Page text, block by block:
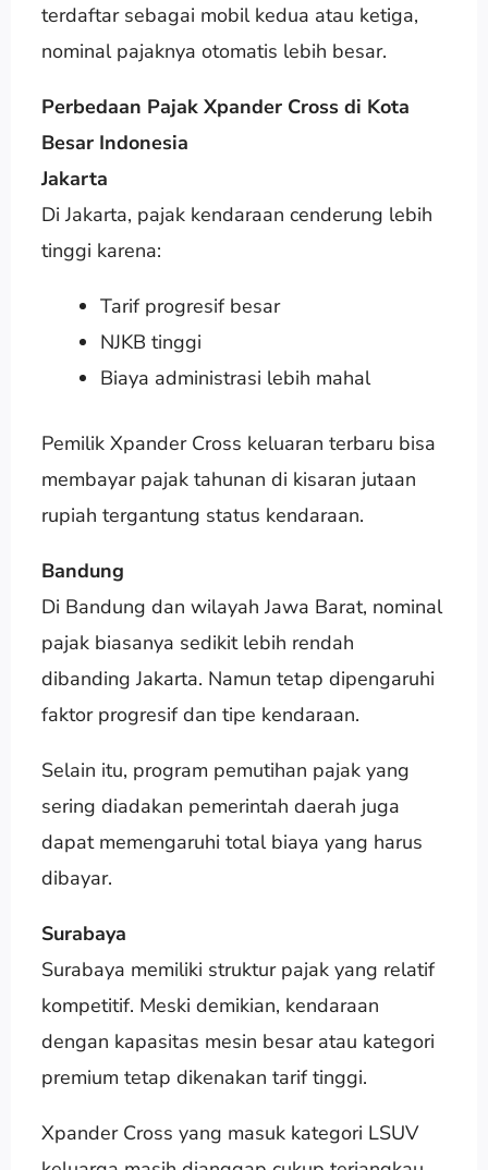
terdaftar sebagai mobil kedua atau ketiga,
nominal pajaknya otomatis lebih besar.
Perbedaan Pajak Xpander Cross di Kota
Besar Indonesia
Jakarta
Di Jakarta, pajak kendaraan cenderung lebih
tinggi karena:
Tarif progresif besar
NJKB tinggi
Biaya administrasi lebih mahal
Pemilik Xpander Cross keluaran terbaru bisa
membayar pajak tahunan di kisaran jutaan
rupiah tergantung status kendaraan.
Bandung
Di Bandung dan wilayah Jawa Barat, nominal
pajak biasanya sedikit lebih rendah
dibanding Jakarta. Namun tetap dipengaruhi
faktor progresif dan tipe kendaraan.
Selain itu, program pemutihan pajak yang
sering diadakan pemerintah daerah juga
dapat memengaruhi total biaya yang harus
dibayar.
Surabaya
Surabaya memiliki struktur pajak yang relatif
kompetitif. Meski demikian, kendaraan
dengan kapasitas mesin besar atau kategori
premium tetap dikenakan tarif tinggi.
Xpander Cross yang masuk kategori LSUV